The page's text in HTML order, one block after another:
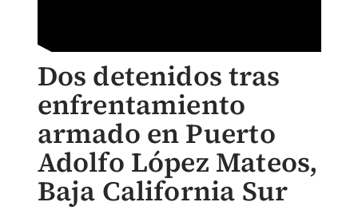
Dos detenidos tras
enfrentamiento
armado en Puerto
Adolfo López Mateos,
Baja California Sur